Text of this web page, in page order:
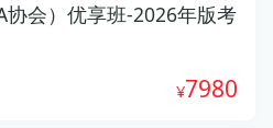
协会）优享班-2026年版考
7980